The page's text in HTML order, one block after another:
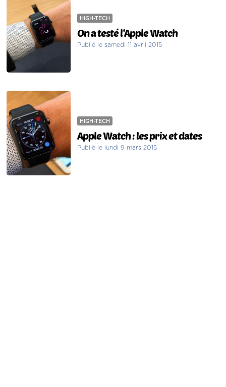
HIGH-TECH
On a testé l’Apple Watch
Publié le samedi 11 avril 2015
HIGH-TECH
Apple Watch : les prix et dates
Publié le lundi 9 mars 2015